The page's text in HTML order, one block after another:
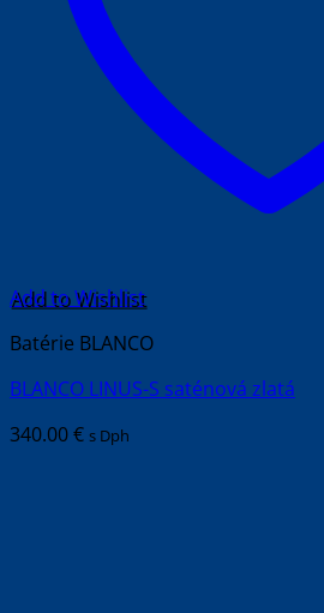
Add to Wishlist
Batérie BLANCO
BLANCO LINUS-S saténová zlatá
340.00€ s Dph